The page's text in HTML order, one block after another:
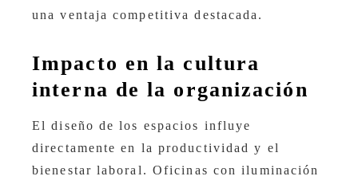
una ventaja competitiva destacada.
Impacto en la cultura
interna de la organización
El diseño de los espacios influye
directamente en la productividad y el
bienestar laboral. Oficinas con iluminación